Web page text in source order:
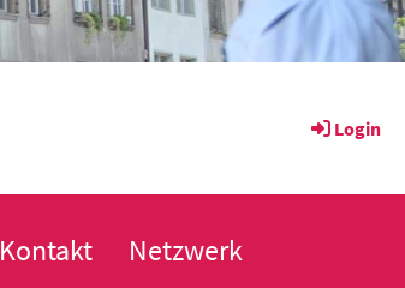
Login
Kontakt Netzwerk